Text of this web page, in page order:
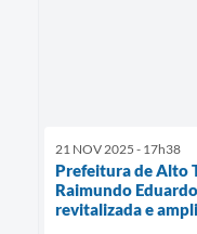
21 NOV 2025 - 17h38
Prefeitura de Alto
Raimundo
revitalizada e